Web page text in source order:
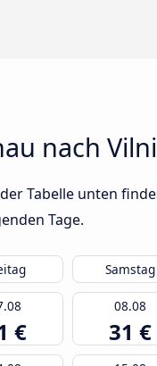
nach
Tabelle unten
Tage.
Samstag
€
08.08
31 €